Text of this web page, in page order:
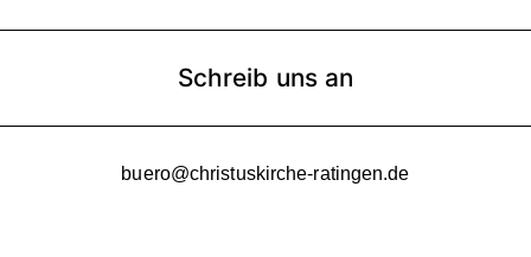
Schreib uns an
buero@christuskirche-ratingen.de